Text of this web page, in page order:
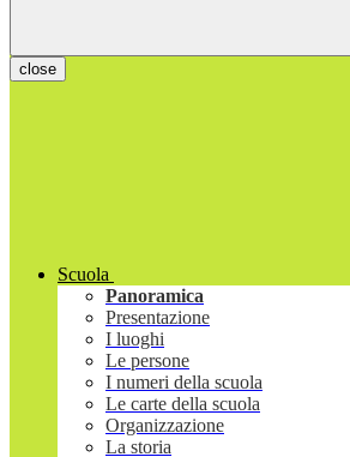
close
Scuola
Panoramica
Presentazione
I luoghi
Le persone
I numeri della scuola
Le carte della scuola
Organizzazione
La storia